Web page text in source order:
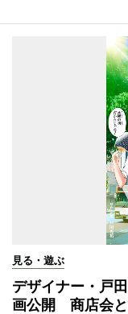
見る・遊ぶ
デザイナー・戸
画公開 商店会と